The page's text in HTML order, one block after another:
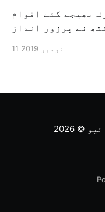
بھیجے گئے اقوام
نے پرزور انداز
کرنے کے لئے ایک
11 نومبر 2019
© 2026